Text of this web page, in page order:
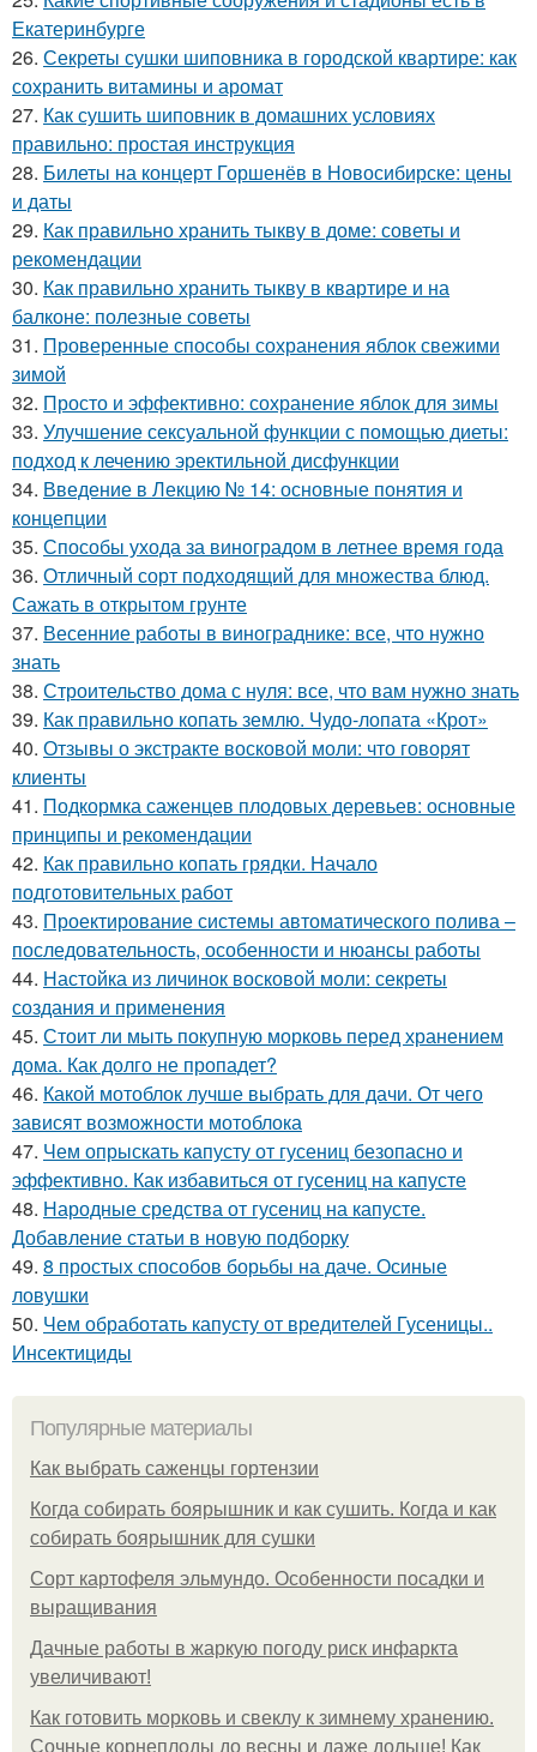
Екатеринбурге
26. Секреты сушки шиповника в городской квартире: как
сохранить витамины и аромат
27. Как сушить шиповник в домашних условиях
правильно: простая инструкция
28. Билеты на концерт Горшенёв в Новосибирске: цены
и даты
29. Как правильно хранить тыкву в доме: советы и
рекомендации
30. Как правильно хранить тыкву в квартире и на
балконе: полезные советы
31. Проверенные способы сохранения яблок свежими
зимой
32. Просто и эффективно: сохранение яблок для зимы
33. Улучшение сексуальной функции с помощью диеты:
подход к лечению эректильной дисфункции
34. Введение в Лекцию № 14: основные понятия и
концепции
35. Способы ухода за виноградом в летнее время года
36. Отличный сорт подходящий для множества блюд.
Сажать в открытом грунте
37. Весенние работы в винограднике: все, что нужно
знать
38. Строительство дома с нуля: все, что вам нужно знать
39. Как правильно копать землю. Чудо-лопата «Крот»
40. Отзывы о экстракте восковой моли: что говорят
клиенты
41. Подкормка саженцев плодовых деревьев: основные
принципы и рекомендации
42. Как правильно копать грядки. Начало
подготовительных работ
43. Проектирование системы автоматического полива –
последовательность, особенности и нюансы работы
44. Настойка из личинок восковой моли: секреты
создания и применения
45. Стоит ли мыть покупную морковь перед хранением
дома. Как долго не пропадет?
46. Какой мотоблок лучше выбрать для дачи. От чего
зависят возможности мотоблока
47. Чем опрыскать капусту от гусениц безопасно и
эффективно. Как избавиться от гусениц на капусте
48. Народные средства от гусениц на капусте.
Добавление статьи в новую подборку
49. 8 простых способов борьбы на даче. Осиные
ловушки
50. Чем обработать капусту от вредителей Гусеницы..
Инсектициды
Популярные материалы
Как выбрать саженцы гортензии
Когда собирать боярышник и как сушить. Когда и как
собирать боярышник для сушки
Сорт картофеля эльмундо. Особенности посадки и
выращивания
Дачные работы в жаркую погоду риск инфаркта
увеличивают!
Как готовить морковь и свеклу к зимнему хранению.
Сочные корнеплоды до весны и даже дольше! Как